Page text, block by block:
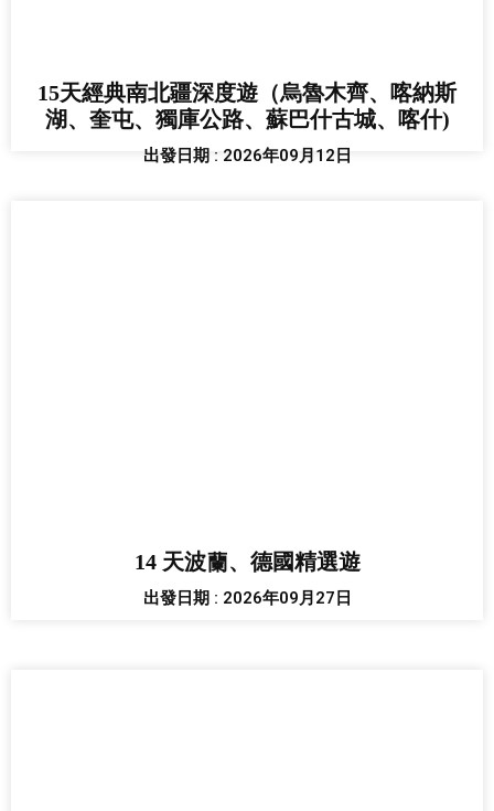
15天經典南北疆深度遊（烏魯木齊、喀納斯
湖、奎屯、獨庫公路、蘇巴什古城、喀什)
出發日期 : 2026年09月12日
14 天波蘭、德國精選遊
出發日期 : 2026年09月27日